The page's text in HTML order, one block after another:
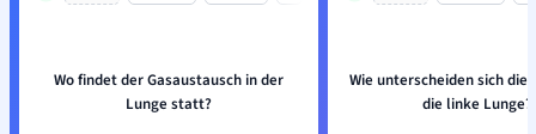
Wo findet der Gasaustausch in der
Lunge statt?
Wie unterscheiden sich die
die linke Lunge?